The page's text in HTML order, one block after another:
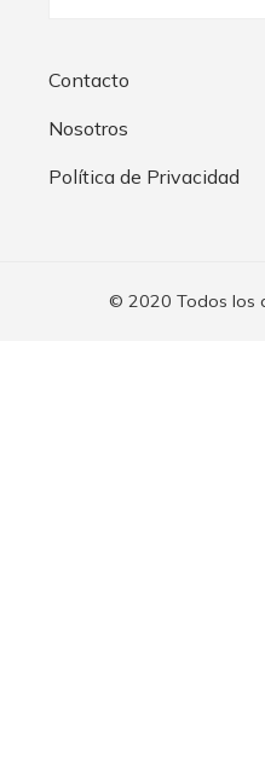
Contacto
Nosotros
Política de Privacidad
© 2020 Todos los